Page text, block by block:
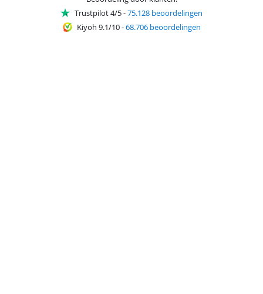
Trustpilot 4/5-75.128 beoordelingen
Kiyoh 9.1/10-68.706 beoordelingen